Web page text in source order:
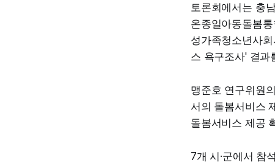
토론회에서는 충
온종일아동돌봄
성가족청소년사
스 욕구조사' 결과
맹준호 연구위원
서의 돌봄서비스
돌봄서비스 제공
7개 시·군에서 참